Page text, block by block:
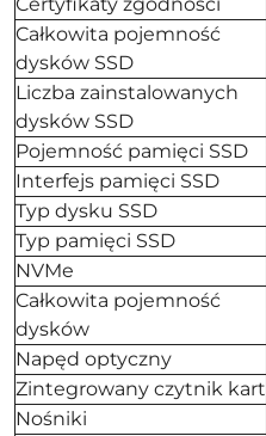
Całkowita pojemność
dysków SSD
Liczba zainstalowanych
dysków SSD
Pojemność pamięci SSD
Interfejs pamięci SSD
Typ dysku SSD
Typ pamięci SSD
NVMe
Całkowita pojemność
dysków
Napęd optyczny
Zintegrowany czytnik kart
Nośniki